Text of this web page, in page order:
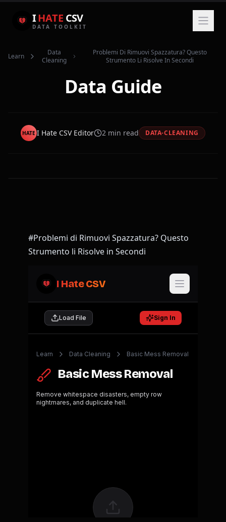
IHATE CSV
DATA TOOLKIT
Learn
Data
Cleaning
Problemi Di Rimuovi Spazzatura? Questo
Strumento Li Risolve In Secondi
Data Guide
HATE I Hate CSV Editor 2 min read DATA-CLEANING
#Problemi di Rimuovi Spazzatura? Questo
Strumento li Risolve in Secondi